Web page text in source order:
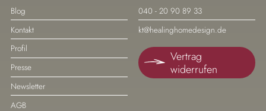
Navigation
überspringen
Blog
Kontakt
Profil
Presse
Newsletter
AGB
Navigation
überspringen
040 - 20 90 89 33
kt@healinghomedesign.de
Vertrag
widerrufen